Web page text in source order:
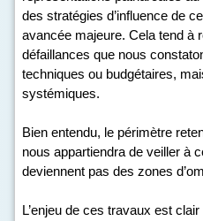
des stratégies d’influence de
avancée majeure. Cela tend à
défaillances que nous
techniques ou budgétaires,
systémiques.
Bien entendu, le périmètre
nous appartiendra de veiller à
deviennent pas des zones
L’enjeu de ces travaux est